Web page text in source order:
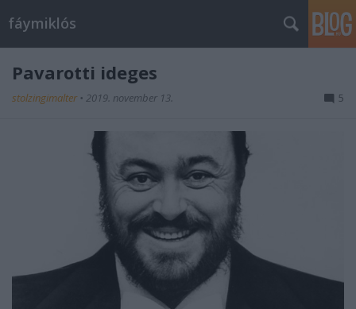
fáymiklós
Pavarotti ideges
stolzingimalter • 2019. november 13. 5